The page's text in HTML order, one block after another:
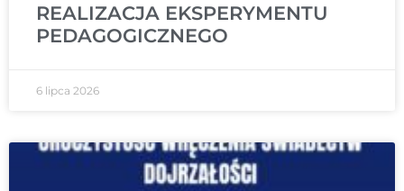
REALIZACJA EKSPERYMENTU
PEDAGOGICZNEGO
6 lipca 2026